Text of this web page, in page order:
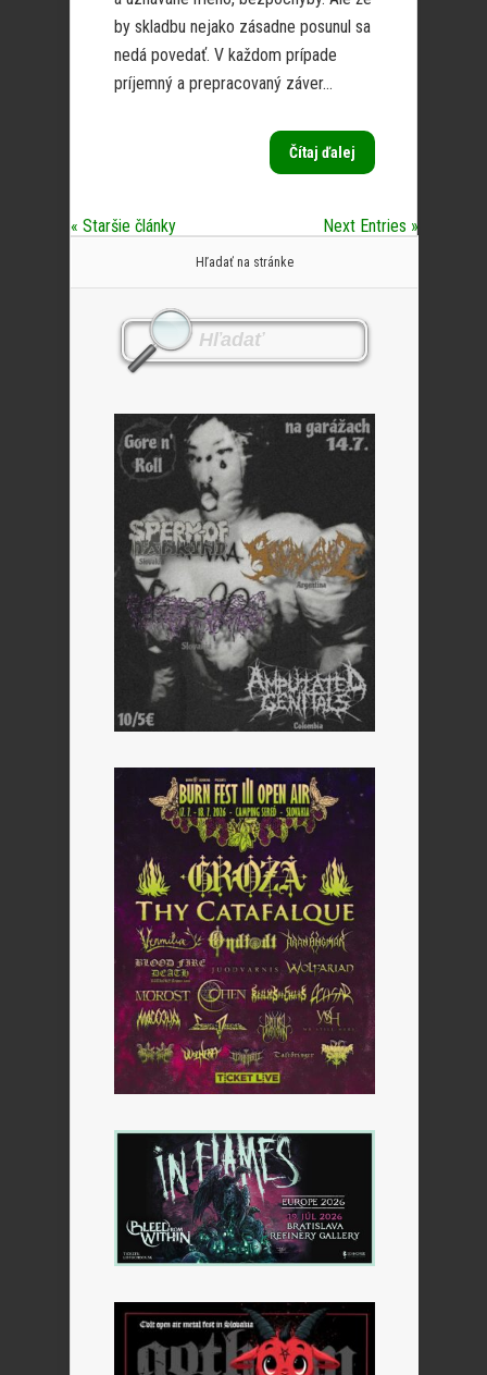
by skladbu nejako zásadne posunul sa
nedá povedať. V každom prípade
príjemný a prepracovaný záver...
Čítaj ďalej
« Staršie články Next Entries »
Hľadať na stránke